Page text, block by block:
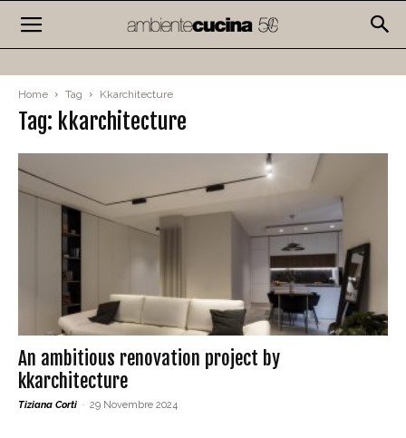
Home Tag Kkarchitecture
Tag: kkarchitecture
An ambitious renovation project by
kkarchitecture
Tiziana Corti - 29 Novembre 2024